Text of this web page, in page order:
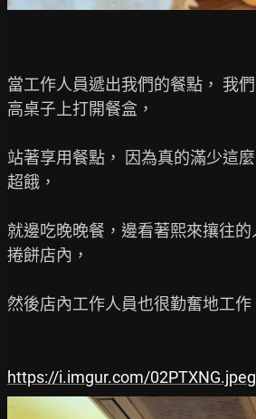
當工作人員遞出我們的餐點， 我
高桌子上打開餐盒，
站著享用餐點， 因為真的滿少這
超餓，
就邊吃晚晚餐，邊看著熙來攘往的
捲餅店內，
然後店內工作人員也很勤奮地工
https://i.imgur.com/02PTXNG.jpeg